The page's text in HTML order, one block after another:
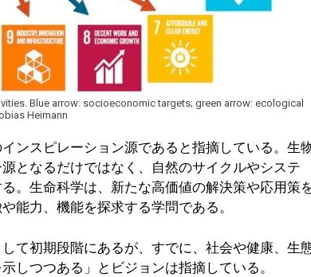
Blue arrow: socioeconomic targets; green arrow: ecological
Heimann
ンスピレーション源であると指摘している。生
となるだけではなく、自然のサイクルやシステ
。生命科学は、新たな高価値の解決策や応用策
能力、機能を探求する学問である。
て初期段階にあるが、すでに、社会や健康、生
しつつある」とビジョンは指摘している。